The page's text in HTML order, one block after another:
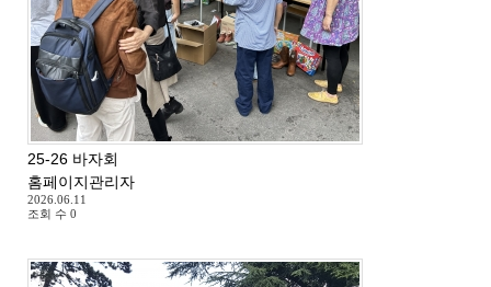
25-26 바자회
홈페이지관리자
2026.06.11
조회 수 0